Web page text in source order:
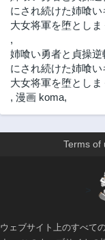
にされ続けた姉喰
大女将軍を堕とし
,
姉喰い勇者と貞操
にされ続けた姉喰
大女将軍を堕とし
, 漫画 koma,
Terms of
ウェブサイト上のすべて